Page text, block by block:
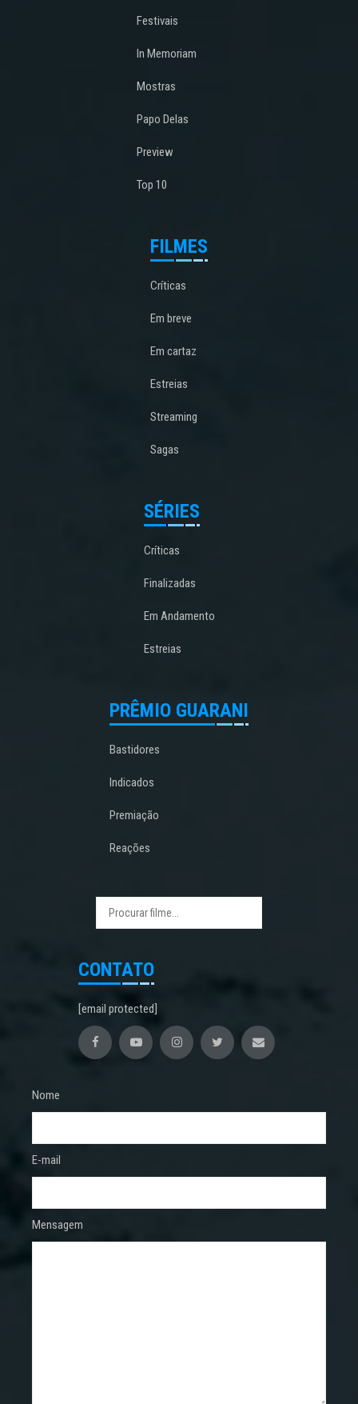
Festivais
In Memoriam
Mostras
Papo Delas
Preview
Top 10
FILMES
Críticas
Em breve
Em cartaz
Estreias
Streaming
Sagas
SÉRIES
Críticas
Finalizadas
Em Andamento
Estreias
PRÊMIO GUARANI
Bastidores
Indicados
Premiação
Reações
CONTATO
[email protected]
Nome
E-mail
Mensagem